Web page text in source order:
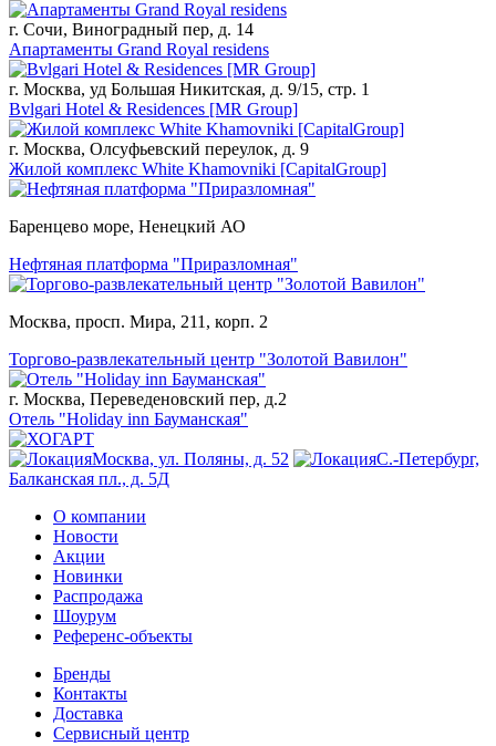
г. Сочи, Виноградный пер, д. 14
Апартаменты Grand Royal residens
г. Москва, уд Большая Никитская, д. 9/15, стр. 1
Bvlgari Hotel & Residences [MR Group]
г. Москва, Олсуфьевский переулок, д. 9
Жилой комплекс White Khamovniki [CapitalGroup]
Баренцево море, Ненецкий АО
Нефтяная платформа "Приразломная"
Москва, просп. Мира, 211, корп. 2
Торгово-развлекательный центр "Золотой Вавилон"
г. Москва, Переведеновский пер, д.2
Отель "Holiday inn Бауманская"
Москва, ул. Поляны, д. 52
С.-Петербург,
Балканская пл., д. 5Д
О компании
Новости
Акции
Новинки
Распродажа
Шоурум
Референс-объекты
Бренды
Контакты
Доставка
Сервисный центр